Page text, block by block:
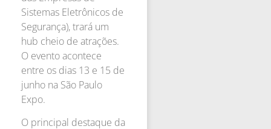
Sistemas Eletrônicos de
Segurança), trará um
hub cheio de atrações.
O evento acontece
entre os dias 13 e 15 de
junho na São Paulo
Expo.
O principal destaque da